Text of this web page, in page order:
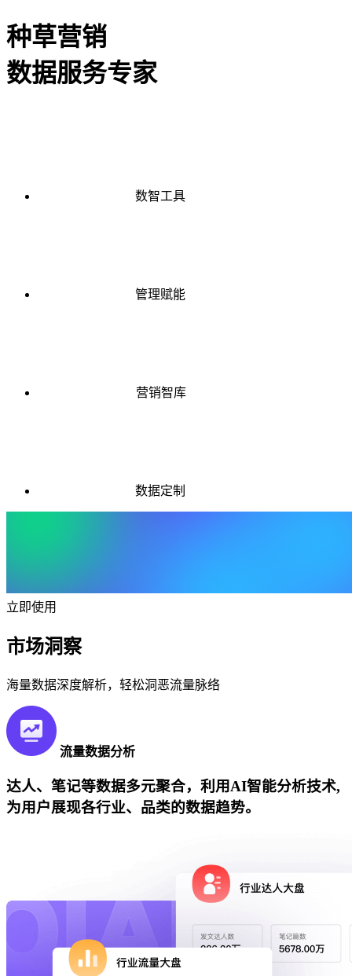
种草营销
数据服务专家
数智工具
管理赋能
营销智库
数据定制
立即使用
市场洞察
海量数据深度解析，轻松洞恶流量脉络
流量数据分析
达人、笔记等数据多元聚合，利用AI智能分析技术,
为用户展现各行业、品类的数据趋势。